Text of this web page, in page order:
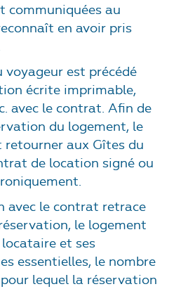
communiquées au
en avoir pris
voyageur est précédé
écrite imprimable,
avec le contrat.Afin de
du logement, le
aux Gîtes du
de location signé ou
avec le contrat retrace
le logement
et ses
essentielles, le nombre
lequel la réservation